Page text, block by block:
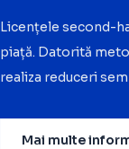
Licențele second-
piață. Datorită
realiza reduceri
Mai multe